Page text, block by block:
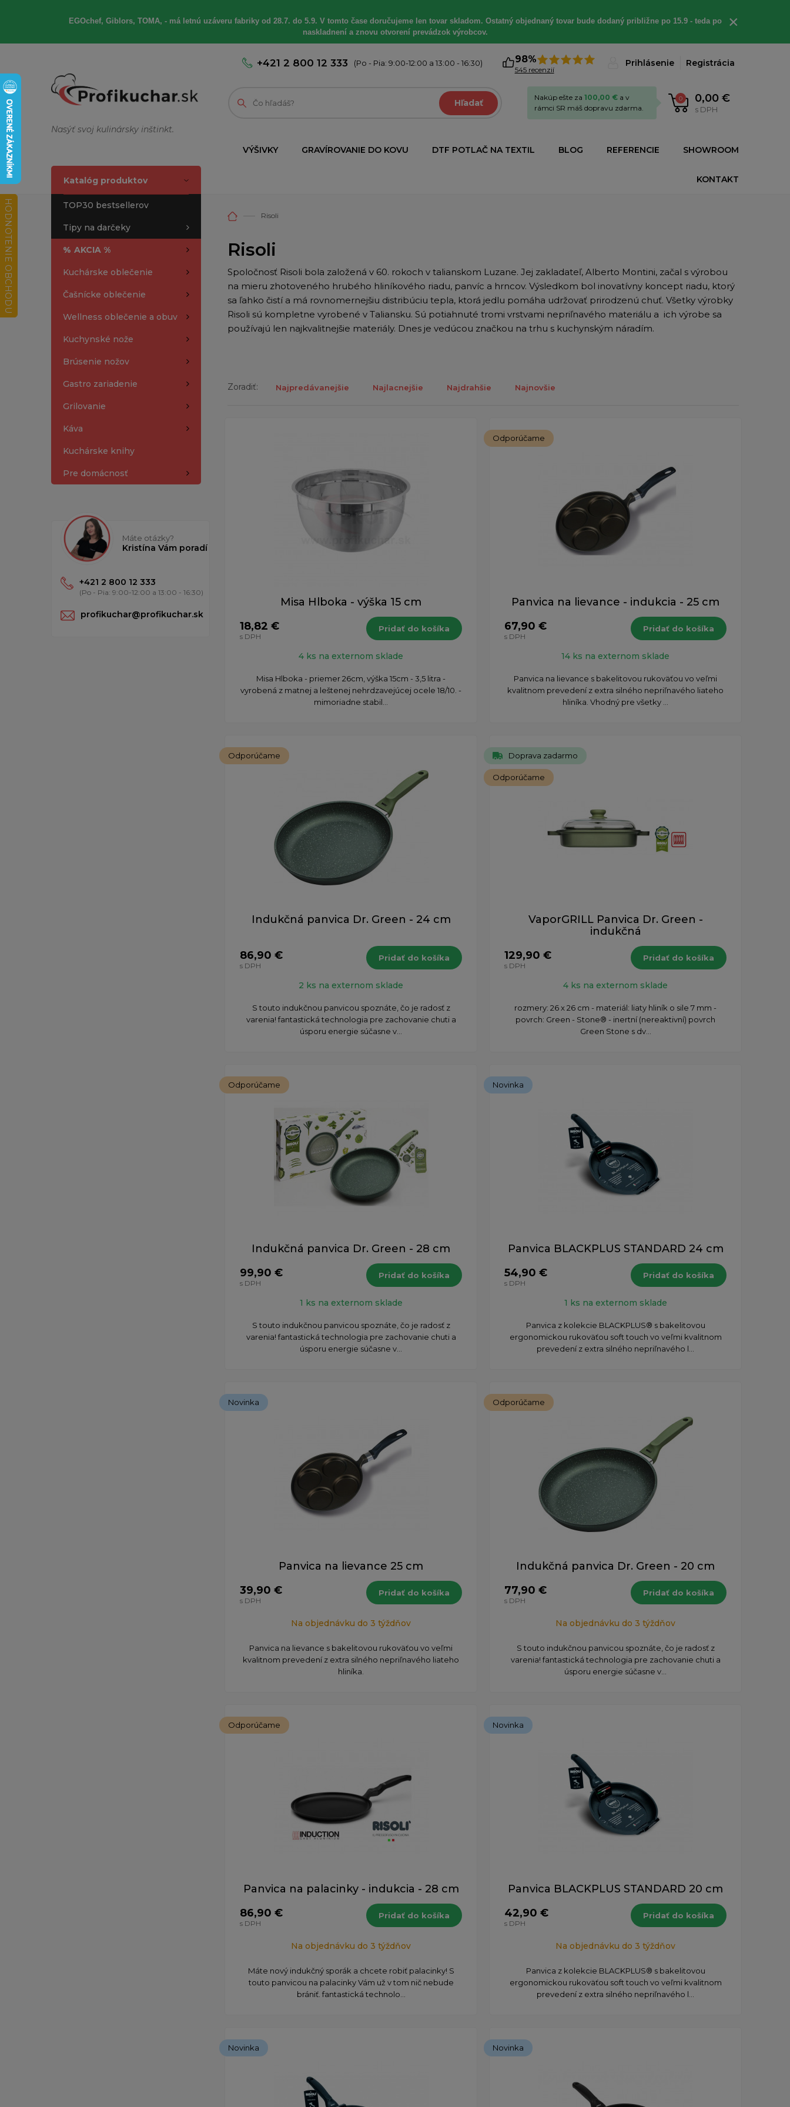
EGOchef, Giblors, TOMA, - má letnú uzáveru fabriky od 28.7. do 5.9. V tomto čase doručujeme len tovar skladom. Ostatný objednaný tovar bude dodaný približne po 15.9 - teda po
naskladnení a znovu otvorení prevádzok výrobcov.
×
Nasýť svoj kulinársky inštinkt.
+421 2 800 12 333 (Po - Pia: 9:00-12:00 a 13:00 - 16:30) 98%
545 recenzií
Prihlásenie Registrácia
Hľadať 0 0,00 €
s DPH
Nakúp ešte za 100,00 € a v
rámci SR máš dopravu zdarma.
VÝŠIVKY GRAVÍROVANIE DO KOVU DTF POTLAČ NA TEXTIL BLOG REFERENCIE SHOWROOM
KONTAKT
Katalóg produktov
TOP30 bestsellerov
Tipy na darčeky
% AKCIA %
Kuchárske oblečenie
Čašnícke oblečenie
Wellness oblečenie a obuv
Kuchynské nože
Brúsenie nožov
Gastro zariadenie
Grilovanie
Káva
Kuchárske knihy
Pre domácnosť
Máte otázky?
Kristína Vám poradí
+421 2 800 12 333
(Po - Pia: 9:00-12:00 a 13:00 - 16:30)
profikuchar@profikuchar.sk
Risoli
Risoli
Spoločnosť Risoli bola založená v 60. rokoch v talianskom Luzane. Jej zakladateľ, Alberto Montini, začal s výrobou
na mieru zhotoveného hrubého hliníkového riadu, panvíc a hrncov. Výsledkom bol inovatívny koncept riadu, ktorý
sa ľahko čistí a má rovnomernejšiu distribúciu tepla, ktorá jedlu pomáha udržovať prirodzenú chuť. Všetky výrobky
Risoli sú kompletne vyrobené v Taliansku. Sú potiahnuté tromi vrstvami nepriľnavého materiálu a ich výrobe sa
používajú len najkvalitnejšie materiály. Dnes je vedúcou značkou na trhu s kuchynským náradím.
Zoradiť: Najpredávanejšie Najlacnejšie Najdrahšie Najnovšie
Misa Hlboka - výška 15 cm
18,82 €
s DPH
Pridať do košíka
4 ks na externom sklade
Misa Hlboka - priemer 26cm, výška 15cm - 3,5 litra -
vyrobená z matnej a leštenej nehrdzavejúcej ocele 18/10. -
mimoriadne stabil...
Odporúčame
Panvica na lievance - indukcia - 25 cm
67,90 €
s DPH
Pridať do košíka
14 ks na externom sklade
Panvica na lievance s bakelitovou rukoväťou vo veľmi
kvalitnom prevedení z extra silného nepriľnavého liateho
hliníka. Vhodný pre všetky ...
Odporúčame
Indukčná panvica Dr. Green - 24 cm
86,90 €
s DPH
Pridať do košíka
2 ks na externom sklade
S touto indukčnou panvicou spoznáte, čo je radosť z
varenia! fantastická technologia pre zachovanie chuti a
úsporu energie súčasne v...
Doprava zadarmo
Odporúčame
VaporGRILL Panvica Dr. Green -
indukčná
129,90 €
s DPH
Pridať do košíka
4 ks na externom sklade
rozmery: 26 x 26 cm - materiál: liaty hliník o sile 7 mm -
povrch: Green - Stone® - inertní (nereaktivní) povrch
Green Stone s dv...
Odporúčame
Indukčná panvica Dr. Green - 28 cm
99,90 €
s DPH
Pridať do košíka
1 ks na externom sklade
S touto indukčnou panvicou spoznáte, čo je radosť z
varenia! fantastická technologia pre zachovanie chuti a
úsporu energie súčasne v...
Novinka
Panvica BLACKPLUS STANDARD 24 cm
54,90 €
s DPH
Pridať do košíka
1 ks na externom sklade
Panvica z kolekcie BLACKPLUS® s bakelitovou
ergonomickou rukoväťou soft touch vo veľmi kvalitnom
prevedení z extra silného nepriľnavého l...
Novinka
Panvica na lievance 25 cm
39,90 €
s DPH
Pridať do košíka
Na objednávku do 3 týždňov
Panvica na lievance s bakelitovou rukoväťou vo veľmi
kvalitnom prevedení z extra silného nepriľnavého liateho
hliníka.
Odporúčame
Indukčná panvica Dr. Green - 20 cm
77,90 €
s DPH
Pridať do košíka
Na objednávku do 3 týždňov
S touto indukčnou panvicou spoznáte, čo je radosť z
varenia! fantastická technologia pre zachovanie chuti a
úsporu energie súčasne v...
Odporúčame
Panvica na palacinky - indukcia - 28 cm
86,90 €
s DPH
Pridať do košíka
Na objednávku do 3 týždňov
Máte nový indukčný sporák a chcete robiť palacinky! S
touto panvicou na palacinky Vám už v tom nič nebude
brániť. fantastická technolo...
Novinka
Panvica BLACKPLUS STANDARD 20 cm
42,90 €
s DPH
Pridať do košíka
Na objednávku do 3 týždňov
Panvica z kolekcie BLACKPLUS® s bakelitovou
ergonomickou rukoväťou soft touch vo veľmi kvalitnom
prevedení z extra silného nepriľnavého l...
Novinka Novinka
HODNOTENIE OBCHODU